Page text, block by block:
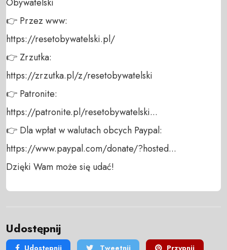
👉 Przez www:
https://resetobywatelski.pl/
👉 Zrzutka:
https://zrzutka.pl/z/resetobywatelski
👉 Patronite:
https://patronite.pl/resetobywatelski...
👉 Dla wpłat w walutach obcych Paypal:
https://www.paypal.com/donate/?hosted...
Dzięki Wam może się udać!
Udostępnij